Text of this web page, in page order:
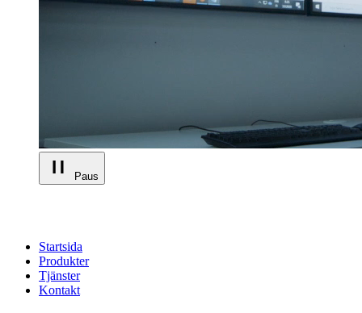
Paus
Startsida
Produkter
Tjänster
Kontakt